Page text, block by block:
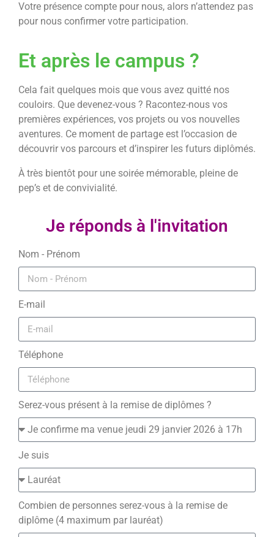
Votre présence compte pour nous, alors n’attendez pas
pour nous confirmer votre participation.
Et après le campus ?
Cela fait quelques mois que vous avez quitté nos
couloirs. Que devenez-vous ? Racontez-nous vos
premières expériences, vos projets ou vos nouvelles
aventures. Ce moment de partage est l’occasion de
découvrir vos parcours et d’inspirer les futurs diplômés.
À très bientôt pour une soirée mémorable, pleine de
pep’s et de convivialité.
Je réponds à l'invitation
Nom - Prénom
E-mail
Téléphone
Serez-vous présent à la remise de diplômes ?
Je suis
Combien de personnes serez-vous à la remise de
diplôme (4 maximum par lauréat)